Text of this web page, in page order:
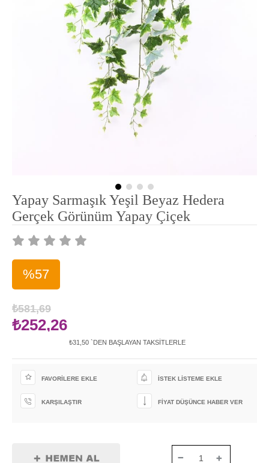
Yapay Sarmaşık Yeşil Beyaz Hedera
Gerçek Görünüm Yapay Çiçek
%57
İndirim
₺581,69
₺252,26
₺31,50 `DEN BAŞLAYAN TAKSITLERLE
FAVORILERE EKLE İSTEK LISTEME EKLE
KARŞILAŞTIR FIYAT DÜŞÜNCE HABER VER